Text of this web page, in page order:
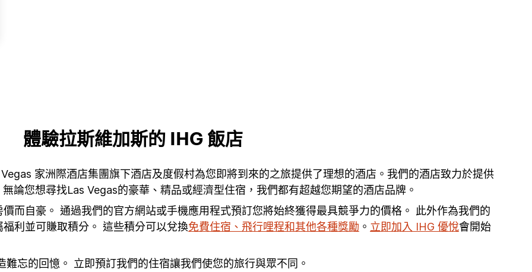
體驗拉斯維加斯的 IHG 飯店
家洲際酒店集團旗下酒店及度假村為您即將到來的之旅提供了理想的酒店。我們的酒店致力於提供
論您想尋找Las Vegas的豪華、精品或經濟型住宿，我們都有超越您期望的酒店品牌。
而自豪。 通過我們的官方網站或手機應用程式預訂您將始終獲得最具競爭力的價格。 此外作為我們的
利並可賺取積分。 這些積分可以兌換免費住宿、飛行哩程和其他各種獎勵 。 立即加入 IHG 優悅會開始
忘的回憶。 立即預訂我們的住宿讓我們使您的旅行與眾不同。